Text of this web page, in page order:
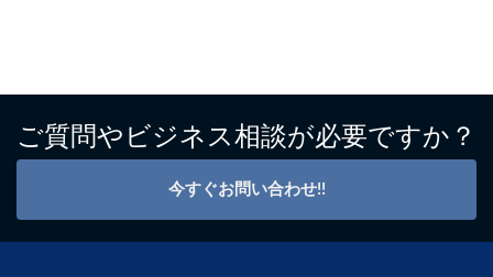
ご質問やビジネス相談が必要ですか？
今すぐお問い合わせ!!